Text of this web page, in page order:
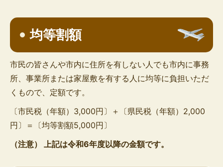
均等割額
市民の皆さんや市内に住所を有しない人でも市内に事務
所、事業所または家屋敷を有する人に均等に負担いただ
くもので、定額です。
〔市民税（年額）3,000円〕＋〔県民税（年額）2,000
円〕＝〔均等割額5,000円〕
（注意） 上記は令和6年度以降の金額です。